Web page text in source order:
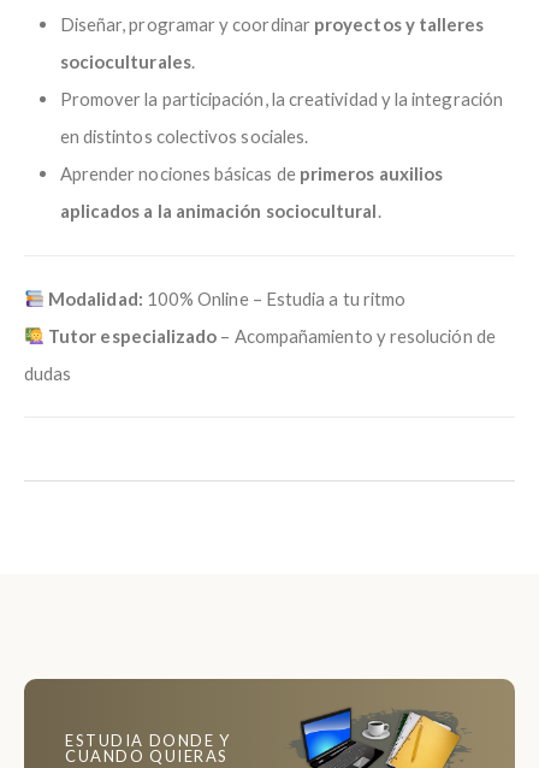
Diseñar, programar y coordinar proyectos y talleres
socioculturales.
Promover la participación, la creatividad y la integración
en distintos colectivos sociales.
Aprender nociones básicas de primeros auxilios
aplicados a la animación sociocultural.
Modalidad: 100% Online – Estudia a tu ritmo
Tutor especializado – Acompañamiento y resolución de
dudas
ESTUDIA DONDE Y
CUANDO QUIERAS